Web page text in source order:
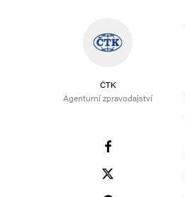
ČTK
Agenturní zpravodajství